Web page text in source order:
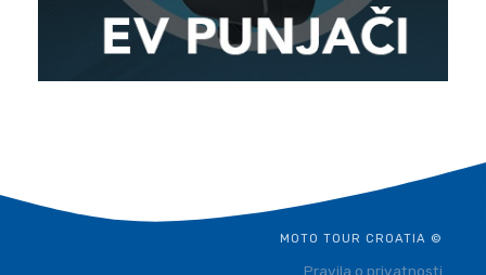
MOTO TOUR CROATIA ©
Pravila o privatnosti